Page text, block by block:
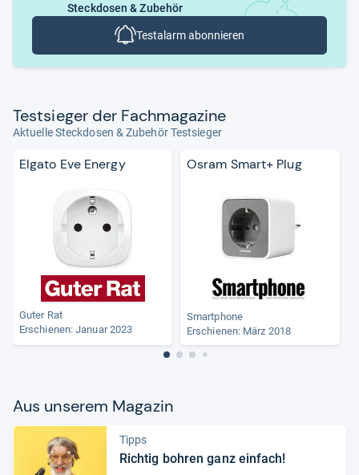
Steckdosen & Zubehör
Testalarm abonnieren
Test­sie­ger der Fach­ma­ga­zine
Aktuelle Steckdosen & Zubehör Testsieger
Elgato Eve Energy
Guter Rat
Erschienen: Januar 2023
Osram Smart+ Plug
Smartphone
Erschienen: März 2018
Aus unse­rem Maga­zin
Tipps
Rich­tig boh­ren ganz ein­fach!